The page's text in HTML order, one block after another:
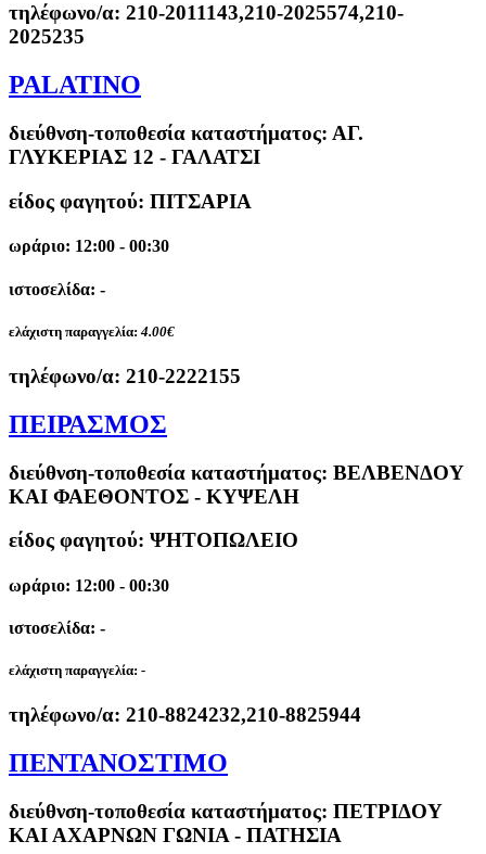
τηλέφωνο/α: 210-2011143,210-2025574,210-
2025235
PALATINO
διεύθνση-τοποθεσία καταστήματος: ΑΓ.
ΓΛΥΚΕΡΙΑΣ 12 - ΓΑΛΑΤΣΙ
είδος φαγητού: ΠΙΤΣΑΡΙΑ
ωράριο: 12:00 - 00:30
ιστοσελίδα: -
ελάχιστη παραγγελία: 4.00€
τηλέφωνο/α: 210-2222155
ΠΕΙΡΑΣΜΟΣ
διεύθνση-τοποθεσία καταστήματος: ΒΕΛΒΕΝΔΟΥ
ΚΑΙ ΦΑΕΘΟΝΤΟΣ - ΚΥΨΕΛΗ
είδος φαγητού: ΨΗΤΟΠΩΛΕΙΟ
ωράριο: 12:00 - 00:30
ιστοσελίδα: -
ελάχιστη παραγγελία: -
τηλέφωνο/α: 210-8824232,210-8825944
ΠΕΝΤΑΝΟΣΤΙΜΟ
διεύθνση-τοποθεσία καταστήματος: ΠΕΤΡΙΔΟΥ
ΚΑΙ ΑΧΑΡΝΩΝ ΓΩΝΙΑ - ΠΑΤΗΣΙΑ